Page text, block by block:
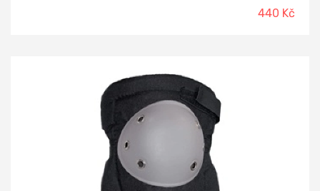
440 Kč